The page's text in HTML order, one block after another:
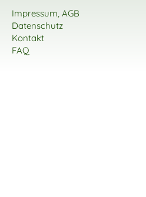
Impressum, AGB
Datenschutz
Kontakt
FAQ